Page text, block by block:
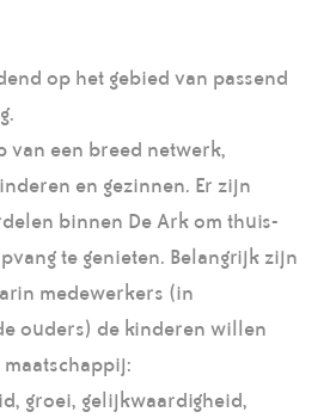
op het gebied van passend
van een breed netwerk,
en gezinnen. Er zijn
binnen De Ark om thuis-
te genieten. Belangrijk zijn
medewerkers (in
ouders) de kinderen willen
groei, gelijkwaardigheid,